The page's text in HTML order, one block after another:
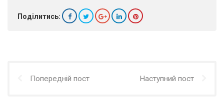
Поділитись:
Попередній пост Наступний пост